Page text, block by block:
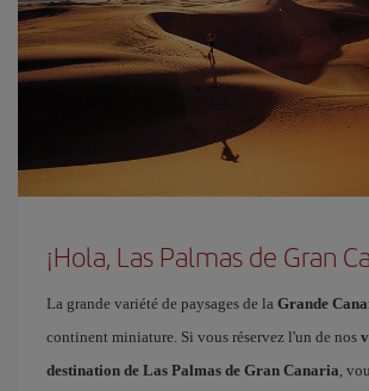
¡Hola, Las Palmas de Gran
La grande variété de paysages de la Grande
continent miniature. Si vous réservez l'un de nos
destination de Las Palmas de Gran Canaria,